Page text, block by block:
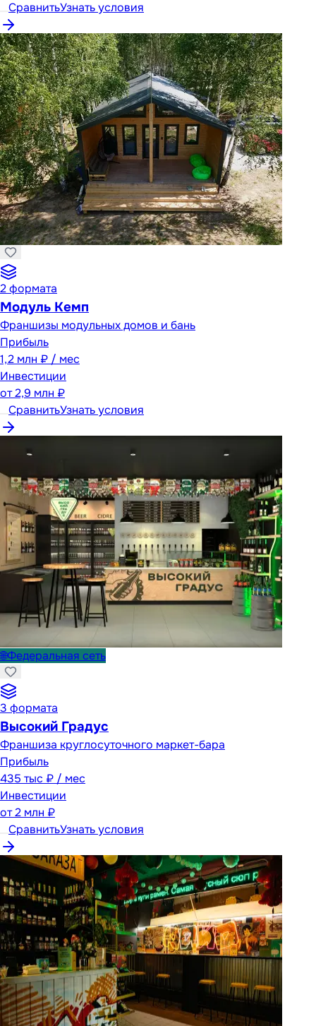
СравнитьУзнать условия
2формата
Модуль Кемп
Франшизы модульных домов и бань
Прибыль
1,2 млн ₽ / мес
Инвестиции
от2,9 млн ₽
СравнитьУзнать условия
🌐Федеральная сеть
3 формата
Высокий Градус
Франшиза круглосуточного маркет-бара
Прибыль
435 тыс ₽ / мес
Инвестиции
от2 млн ₽
СравнитьУзнать условия